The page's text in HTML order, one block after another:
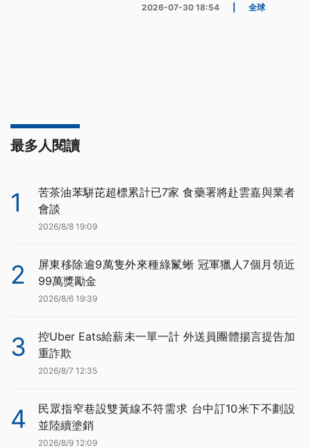
2026-07-30 18:54 全球
最多人閱讀
1
苦茶油苯駢芘超標累計已7家 食藥署將赴雲嘉與業者
會談
2026/8/8 19:09
2
屏東移除逾9萬隻外來種綠鬣蜥 冠軍獵人7個月領近
99萬獎勵金
2026/8/6 19:39
3
控Uber Eats給薪未一單一計 外送員團體揚言提告加
重詐欺
2026/8/7 12:35
4
民眾指窄巷設雙黃線不符需求 台中訂10米下不劃設
並陸續塗銷
2026/8/9 12:09